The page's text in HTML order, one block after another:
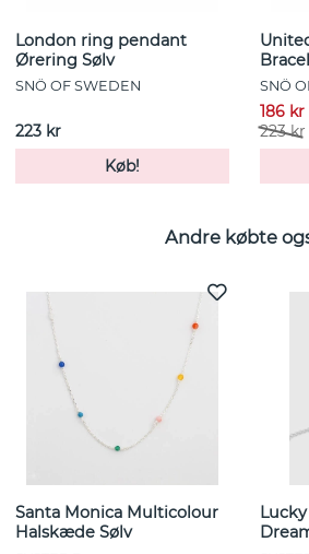
London ring pendant
Ørering Sølv
SNÖ OF SWEDEN
223 kr
Køb!
SNÖ
186 kr
223 kr
Andre købte
Santa Monica Multicolour
Halskæde Sølv